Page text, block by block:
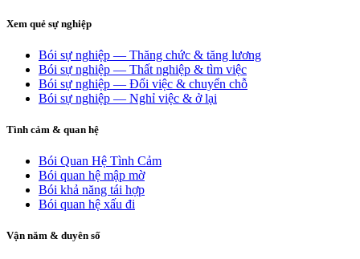
Xem quẻ sự nghiệp
Bói sự nghiệp — Thăng chức & tăng lương
Bói sự nghiệp — Thất nghiệp & tìm việc
Bói sự nghiệp — Đổi việc & chuyển chỗ
Bói sự nghiệp — Nghỉ việc & ở lại
Tình cảm & quan hệ
Bói Quan Hệ Tình Cảm
Bói quan hệ mập mờ
Bói khả năng tái hợp
Bói quan hệ xấu đi
Vận năm & duyên số